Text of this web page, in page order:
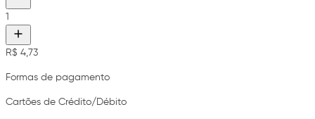
1
R$ 4,73
Formas de pagamento
Cartões de Crédito/Débito